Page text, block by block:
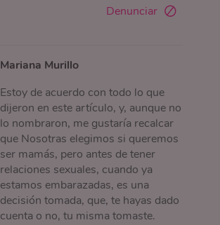
Denunciar
Mariana Murillo
Estoy de acuerdo con todo lo que
dijeron en este artículo, y, aunque no
lo nombraron, me gustaría recalcar
que Nosotras elegimos si queremos
ser mamás, pero antes de tener
relaciones sexuales, cuando ya
estamos embarazadas, es una
decisión tomada, que, te hayas dado
cuenta o no, tu misma tomaste.